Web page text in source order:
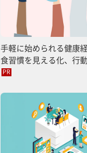
手軽に始められる健康
食習慣を見える化、行
PR